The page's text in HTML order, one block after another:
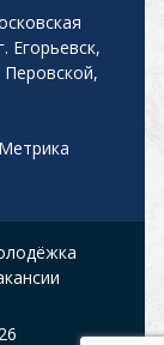
Егорьевск,